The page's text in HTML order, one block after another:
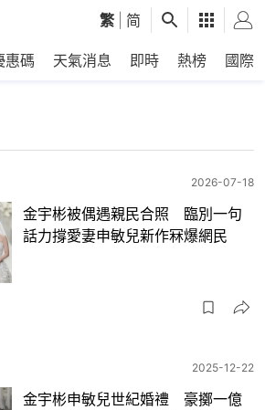
繁 简
惠碼 天氣消息 即時 熱榜 國際
2026-07-18
金宇彬被偶遇親民合照 臨別一句
話力撐愛妻申敏兒新作冧爆網民
2025-12-22
金宇彬申敏兒世紀婚禮 豪擲一億